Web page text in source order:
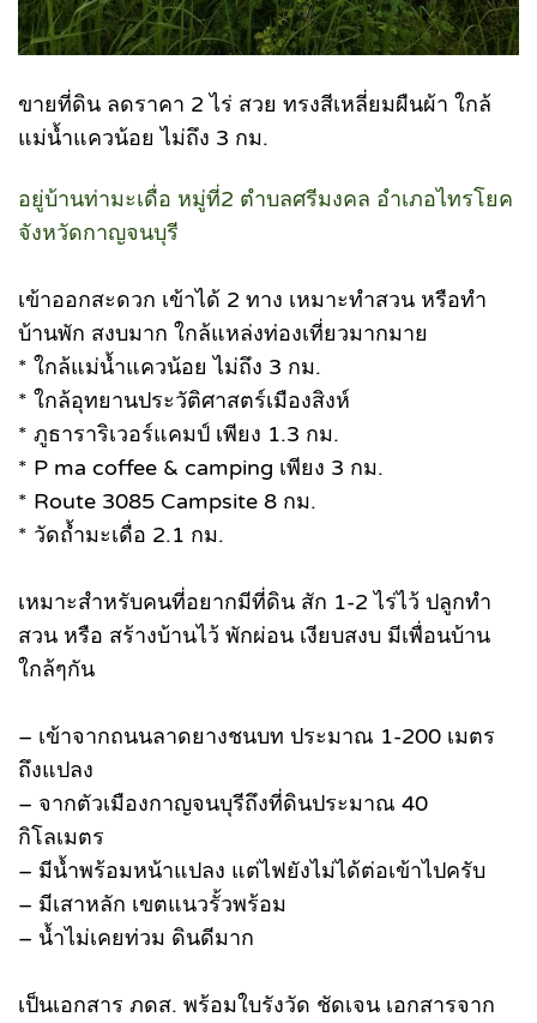
ขายที่ดิน ลดราคา 2 ไร่ สวย ทรงสีเหลี่ยมผืนผ้า ใกล้
แม่น้ำแควน้อย ไม่ถึง 3 กม.
อยู่บ้านท่ามะเดื่อ หมู่ที่2 ตำบลศรีมงคล อำเภอไทรโยค
จังหวัดกาญจนบุรี
เข้าออกสะดวก เข้าได้ 2 ทาง เหมาะทำสวน หรือทำ
บ้านพัก สงบมาก ใกล้แหล่งท่องเที่ยวมากมาย
* ใกล้แม่น้ำแควน้อย ไม่ถึง 3 กม.
* ใกล้อุทยานประวัติศาสตร์เมืองสิงห์
* ภูธาราริเวอร์แคมป์ เพียง 1.3 กม.
* P ma coffee & camping เพียง 3 กม.
* Route 3085 Campsite 8 กม.
* วัดถ้ำมะเดื่อ 2.1 กม.
เหมาะสำหรับคนที่อยากมีที่ดิน สัก 1-2 ไร่ไว้ ปลูกทำ
สวน หรือ สร้างบ้านไว้ พักผ่อน เงียบสงบ มีเพื่อนบ้าน
ใกล้ๆกัน
– เข้าจากถนนลาดยางชนบท ประมาณ 1-200 เมตร
ถึงแปลง
– จากตัวเมืองกาญจนบุรีถึงที่ดินประมาณ 40
กิโลเมตร
– มีน้ำพร้อมหน้าแปลง แต่ไฟยังไม่ได้ต่อเข้าไปครับ
– มีเสาหลัก เขตแนวรั้วพร้อม
– น้ำไม่เคยท่วม ดินดีมาก
เป็นเอกสาร ภดส. พร้อมใบรังวัด ชัดเจน เอกสารจาก